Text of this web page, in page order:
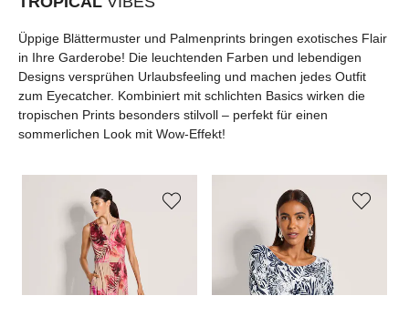
Üppige Blättermuster und Palmenprints bringen exotisches Flair
in Ihre Garderobe! Die leuchtenden Farben und lebendigen
Designs versprühen Urlaubsfeeling und machen jedes Outfit
zum Eyecatcher. Kombiniert mit schlichten Basics wirken die
tropischen Prints besonders stilvoll – perfekt für einen
sommerlichen Look mit Wow-Effekt!
MADELEINE
229,95 €
MADELEINE
Pullover mit U-Boot-Ausschnitt
139,95 €169,95 €